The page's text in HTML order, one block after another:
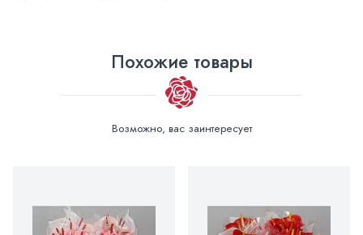
Похожие товары
Возможно, вас заинтересует